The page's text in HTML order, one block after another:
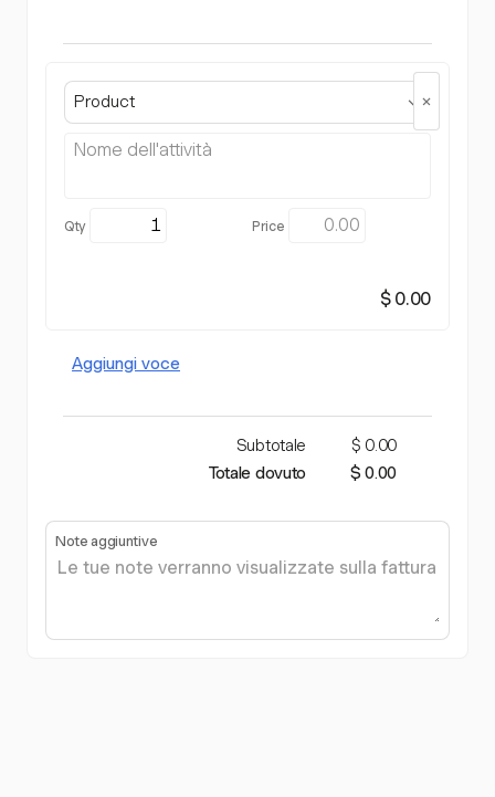
Product
$ 0.00
Aggiungi voce
Subtotale
$ 0.00
Totale dovuto
$ 0.00
Note aggiuntive